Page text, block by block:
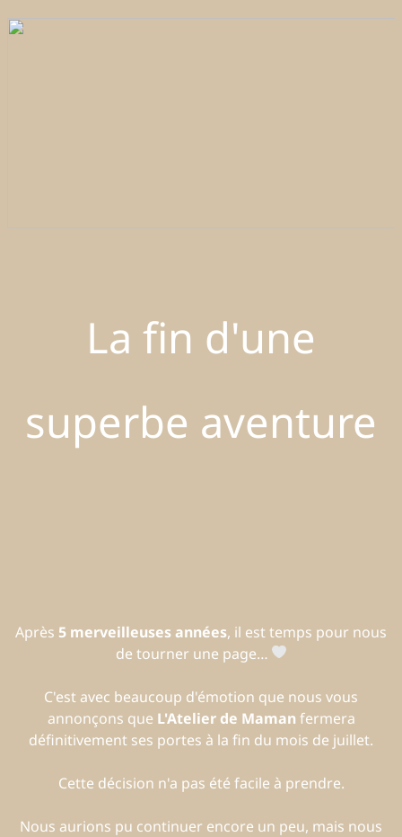
La fin d'une
superbe aventure
Après 5 merveilleuses années, il est temps pour nous
de tourner une page…
C'est avec beaucoup d'émotion que nous vous
annonçons que L'Atelier de Maman fermera
définitivement ses portes à la fin du mois de juillet.
Cette décision n'a pas été facile à prendre.
Nous aurions pu continuer encore un peu, mais nous